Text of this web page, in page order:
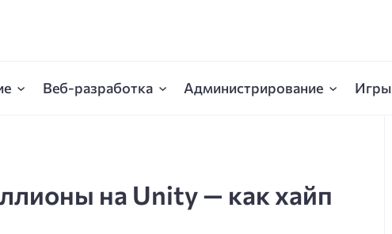
Веб-разработка Администрирование Игры
на Unity — как хайп